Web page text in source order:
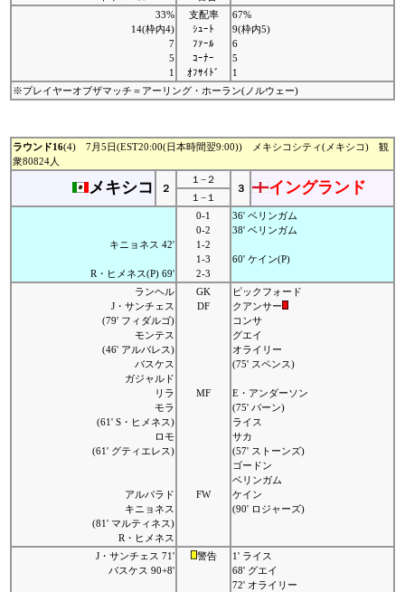
33%
14(枠内4)
7
5
1
支配率
ｼｭｰﾄ
ﾌｧｰﾙ
ｺｰﾅｰ
ｵﾌｻｲﾄﾞ
67%
9(枠内5)
6
5
1
※プレイヤーオブザマッチ＝アーリング・ホーラン(ノルウェー)
ラウンド16(4) 7月5日(EST20:00(日本時間翌9:00)) メキシコシティ(メキシコ) 観
衆80824人
メキシコ ２
１−２
３
イングランド
１−１
キニョネス 42'
R・ヒメネス(P) 69'
0-1
0-2
1-2
1-3
2-3
36' ベリンガム
38' ベリンガム
60' ケイン(P)
ランヘル
J・サンチェス
(79' フィダルゴ)
モンテス
(46' アルバレス)
バスケス
ガジャルド
リラ
モラ
(61' S・ヒメネス)
ロモ
(61' グティエレス)
アルバラド
キニョネス
(81' マルティネス)
R・ヒメネス
GK
DF
MF
FW
ピックフォード
クアンサー
コンサ
グエイ
オライリー
(75' スペンス)
E・アンダーソン
(75' バーン)
ライス
サカ
(57' ストーンズ)
ゴードン
ベリンガム
ケイン
(90' ロジャーズ)
J・サンチェス 71'
バスケス 90+8'
警告
1' ライス
68' グエイ
72' オライリー